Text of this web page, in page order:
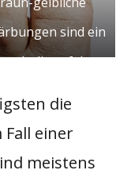
subunguale
Syptome
sind ein
Indiz auf das
die
einer
meistens